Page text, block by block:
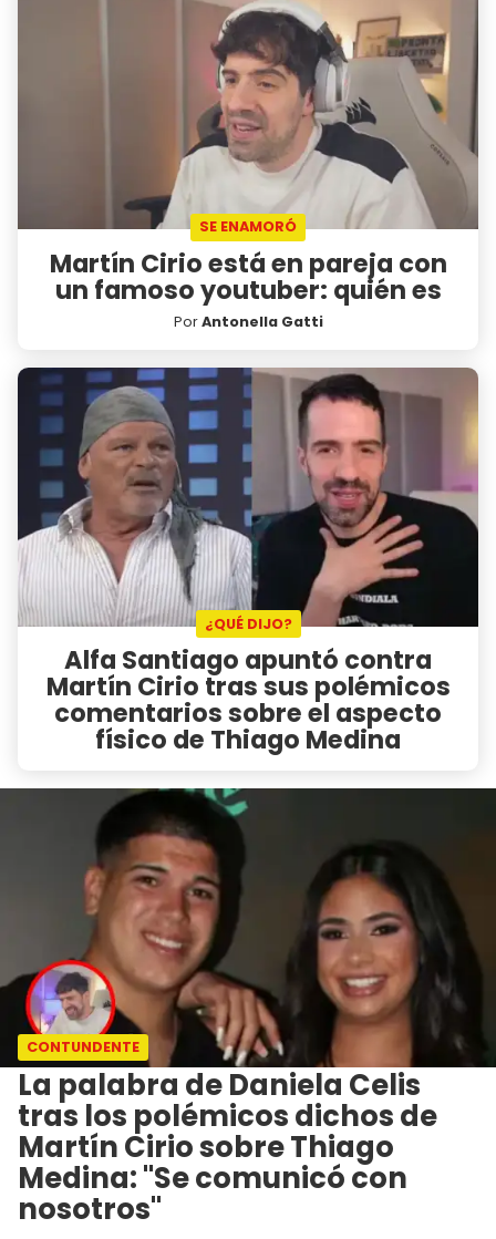
SE ENAMORÓ
Martín Cirio está en pareja con
un famoso youtuber: quién es
PorAntonella Gatti
¿QUÉ DIJO?
Alfa Santiago apuntó contra
Martín Cirio tras sus polémicos
comentarios sobre el aspecto
físico de Thiago Medina
CONTUNDENTE
La palabra de Daniela Celis
tras los polémicos dichos de
Martín Cirio sobre Thiago
Medina: "Se comunicó con
nosotros"